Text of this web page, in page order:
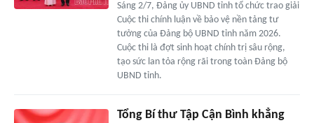
Sáng 2/7, Đảng ủy UBND tỉnh tổ chức trao giải
Cuộc thi chính luận về bảo vệ nền tảng tư
tưởng của Đảng bộ UBND tỉnh năm 2026.
Cuộc thi là đợt sinh hoạt chính trị sâu rộng,
tạo sức lan tỏa rộng rãi trong toàn Đảng bộ
UBND tỉnh.
Tổng Bí thư Tập Cận Bình khẳng